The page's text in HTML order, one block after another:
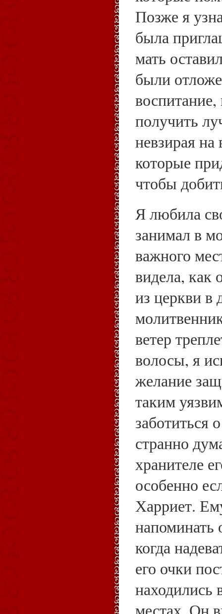
Позже я
была
мать
были
получить
невзирая на
которые
чтобы
Я любила
занимал в
важного
видела, как
из церкви в
ветер
волосы, я
желание
таким
заботиться
странно
хранителе
особенно
Харриет.
напоминать
когда
его очки